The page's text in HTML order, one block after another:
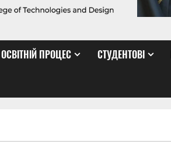
ОСВІТНІЙ ПРОЦЕС СТУДЕНТОВІ